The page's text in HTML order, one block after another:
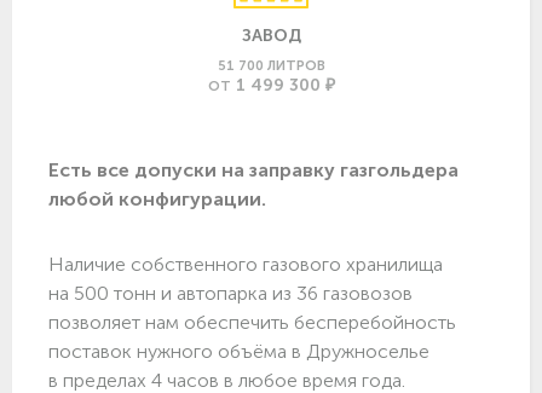
ЗАВОД
51 700 ЛИТРОВ
ОТ 1 499 300 ₽
Есть все допуски нa заправку газгольдера
любой конфигурации.
Наличие собственного газового хранилища
на 500 тонн и автопарка из 36 газовозов
позволяет нам обеспечить бесперебойность
поставок нужного объёма в Дружноселье
в пределах 4 часов в любое время года.